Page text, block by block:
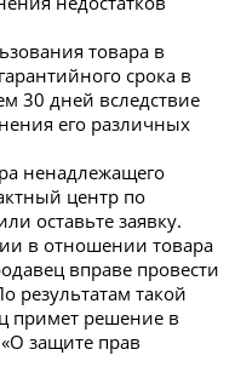
товара в
срока в
30 дней вследствие
его различных
ненадлежащего
центр по
оставьте заявку.
в отношении товара
вправе провести
результатам такой
примет решение в
защите прав